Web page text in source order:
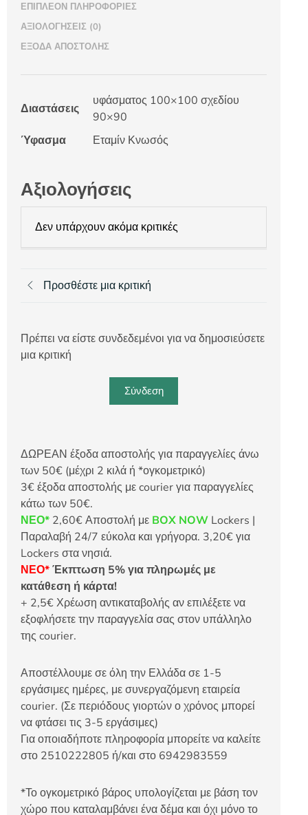
ΕΠΙΠΛΈΟΝ ΠΛΗΡΟΦΟΡΊΕΣ
ΑΞΙΟΛΟΓΉΣΕΙΣ (0)
ΈΞΟΔΑ ΑΠΟΣΤΟΛΉΣ
Διαστάσεις
υφάσματος 100×100 σχεδίου
90×90
Ύφασμα
Εταμίν Κνωσός
Αξιολογήσεις
Δεν υπάρχουν ακόμα κριτικές
Προσθέστε μια κριτική
Πρέπει να είστε συνδεδεμένοι για να δημοσιεύσετε
μια κριτική
Σύνδεση
ΔΩΡΕΑΝ έξοδα αποστολής για παραγγελίες άνω
των 50€ (μέχρι 2 κιλά ή *ογκομετρικό)
3€ έξοδα αποστολής με courier για παραγγελίες
κάτω των 50€.
ΝΕΟ* 2,60€ Αποστολή με BOX NOW Lockers |
Παραλαβή 24/7 εύκολα και γρήγορα. 3,20€ για
Lockers στα νησιά.
ΝΕΟ*Έκπτωση 5% για πληρωμές με
κατάθεση ή κάρτα!
+ 2,5€ Χρέωση αντικαταβολής αν επιλέξετε να
εξοφλήσετε την παραγγελία σας στον υπάλληλο
της courier.
Αποστέλλουμε σε όλη την Ελλάδα σε 1-5
εργάσιμες ημέρες, με συνεργαζόμενη εταιρεία
courier. (Σε περιόδους γιορτών ο χρόνος μπορεί
να φτάσει τις 3-5 εργάσιμες)
Για οποιαδήποτε πληροφορία μπορείτε να καλείτε
στο 2510222805 ή/και στο 6942983559
*Το ογκομετρικό βάρος υπολογίζεται με βάση τον
χώρο που καταλαμβάνει ένα δέμα και όχι μόνο το